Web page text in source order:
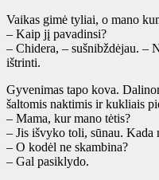
Vaikas gimė tyliai, o mano
– Kaip jį pavadinsi?
– Chidera, – sušnibždėjau. –
ištrinti.
Gyvenimas tapo kova.
šaltomis naktimis ir kukliais
– Mama, kur mano tėtis?
– Jis išvyko toli, sūnau. Kada
– O kodėl ne skambina?
– Gal pasiklydo.